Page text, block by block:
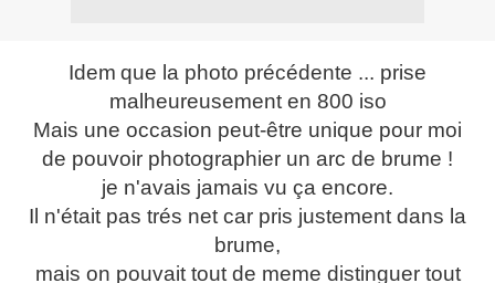
Idem que la photo précédente ... prise
malheureusement en 800 iso
Mais une occasion peut-être unique pour moi
de pouvoir photographier un arc de brume !
je n'avais jamais vu ça encore.
Il n'était pas trés net car pris justement dans la
brume,
mais on pouvait tout de meme distinguer tout